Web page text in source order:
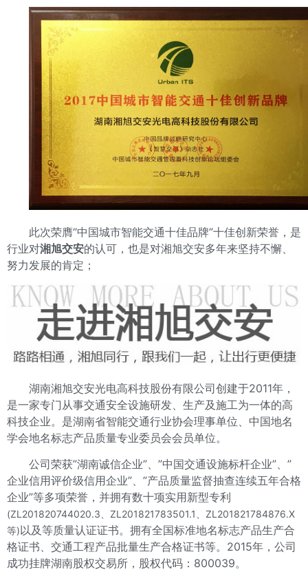
此次荣膺“中国城市智能交通十佳品牌”十佳创新荣誉，是
行业对湘旭交安的认可，也是对湘旭交安多年来坚持不懈、
努力发展的肯定；
湖南湘旭交安光电高科技股份有限公司创建于2011年，
是一家专门从事交通安全设施研发、生产及施工为一体的高
科技企业。是湖南省智能交通行业协会理事单位、中国地名
学会地名标志产品质量专业委员会会员单位。
公司荣获”湖南诚信企业”、”中国交通设施标杆企业”、”
企业信用评价级信用企业”、”产品质量监督抽查连续五年合格
企业”等多项荣誉，并拥有数十项实用新型专利
(ZL201820744020.3、ZL201821783501.1、ZL201821784876.X
等)以及等质量认证证书。拥有全国标准地名标志产品生产合
格证书、交通工程产品批量生产合格证书等。2015年，公司
成功挂牌湖南股权交易所，股权代码：800039。